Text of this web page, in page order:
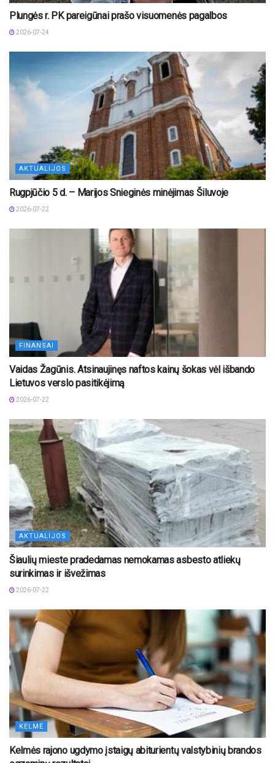
Plungės r. PK pareigūnai prašo visuomenės pagalbos
2026-07-24
AKTUALIJOS
Rugpjūčio 5 d. – Marijos Snieginės minėjimas Šiluvoje
2026-07-22
FINANSAI
Vaidas Žagūnis. Atsinaujinęs naftos kainų šokas vėl išbando
Lietuvos verslo pasitikėjimą
2026-07-22
AKTUALIJOS
Šiaulių mieste pradedamas nemokamas asbesto atliekų
surinkimas ir išvežimas
2026-07-22
KELMĖ
Kelmės rajono ugdymo įstaigų abiturientų valstybinių brandos